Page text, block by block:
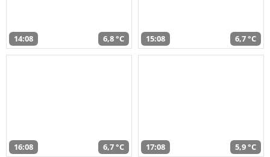
14:08 6,8 °C 15:08 6,7 °C
16:08 6,7 °C 17:08 5,9 °C